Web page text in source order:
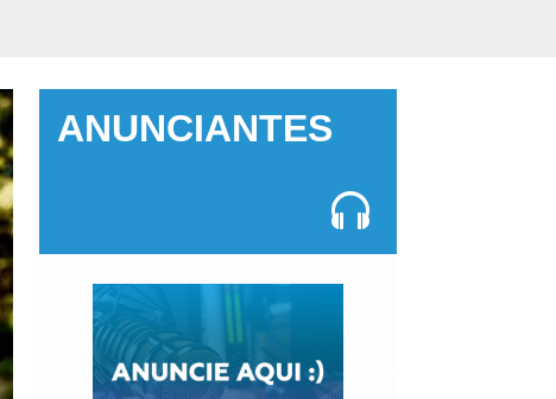
ANUNCIANTES